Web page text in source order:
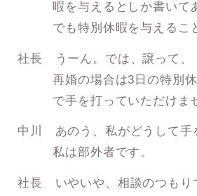
暇を与えるとしか書いて
でも特別休暇を与えるこ
社長 うーん。では、譲って、
再婚の場合は3日の特別
で手を打っていただけま
中川 あのう、私がどうして手
私は部外者です。
社長 いやいや、相談のつもり